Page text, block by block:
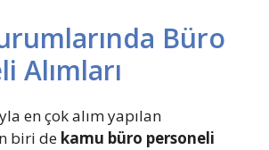
Büro
Alımları
en çok alım yapılan
biri de kamu büro personeli